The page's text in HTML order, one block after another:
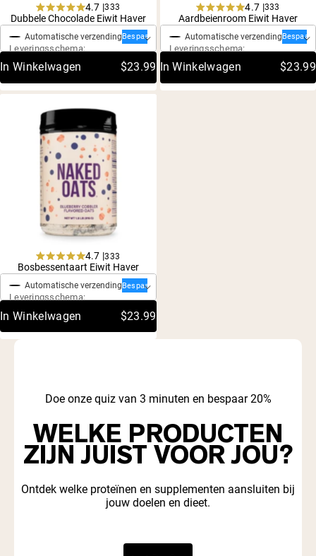
Rated
4.7
out
of
5
stars
4.7 |333
Dubbele Chocolade Eiwit Haver
Eenmalige aankoop
Automatische verzending Bespaar 20%
Leveringsschema:
In Winkelwagen $23.99
Rated
4.7
out
of
5
stars
4.7 |333
Aardbeienroom Eiwit Haver
Eenmalige aankoop
Automatische verzending Bespaar
Leveringsschema:
In Winkelwagen $23.99
Rated
4.7
out
of
stars
4.7 |333
Bosbessentaart Eiwit Haver
Eenmalige aankoop
Automatische verzendingBespaar 20%
Leveringsschema:
In Winkelwagen $23.99
Doe onze quiz van 3 minuten en bespaar 20%
WELKE PRODUCTEN
ZIJN JUIST VOOR JOU?
Ontdek welke proteïnen en supplementen aansluiten bij
jouw doelen en dieet.
Shipping Country: